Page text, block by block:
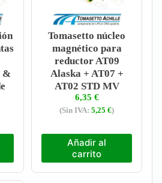
&
Tomasetto núcleo
magnético para
reductor AT09
Alaska + AT07 +
AT02 STD MV
6,35 €
(Sin IVA: 5,25 €)
Añadir al
carrito